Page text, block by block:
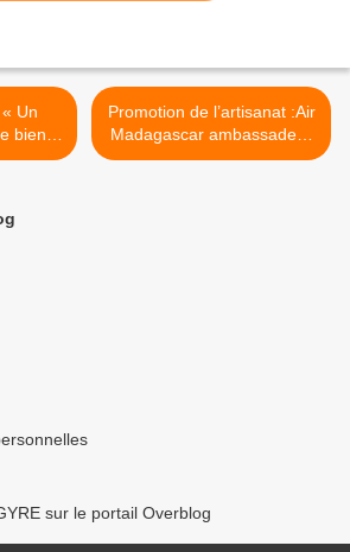
bien
»
Promotion de l’artisanat :Air
Madagascar ambassadeur
des produits locaux >
sur le portail Overblog